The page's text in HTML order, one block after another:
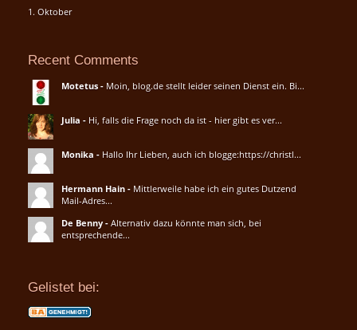
1. Oktober
Recent Comments
Motetus- Moin, blog.de stellt leider seinen Dienst ein. Bi...
Julia - Hi, falls die Frage noch da ist - hier gibt es ver...
Monika - Hallo Ihr Lieben, auch ich blogge:https://christl...
Hermann Hain- Mittlerweile habe ich ein gutes Dutzend
Mail-Adres...
De Benny- Alternativ dazu könnte man sich, bei
entsprechende...
Gelistet bei: